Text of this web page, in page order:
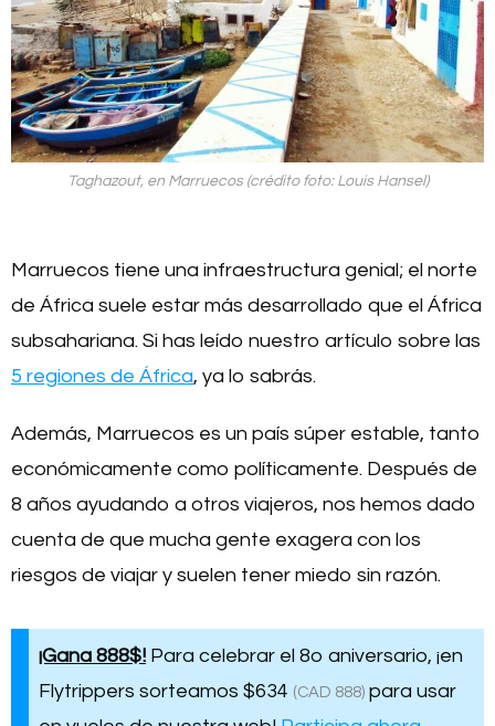
Taghazout, en Marruecos (crédito foto: Louis Hansel)
Marruecos tiene una infraestructura genial; el norte
de África suele estar más desarrollado que el África
subsahariana. Si has leído nuestro artículo sobre las
5 regiones de África, ya lo sabrás.
Además, Marruecos es un país súper estable, tanto
económicamente como políticamente. Después de
8 años ayudando a otros viajeros, nos hemos dado
cuenta de que mucha gente exagera con los
riesgos de viajar y suelen tener miedo sin razón.
¡Gana 888$! Para celebrar el 8o aniversario, ¡en
Flytrippers sorteamos $634 (CAD 888) para usar